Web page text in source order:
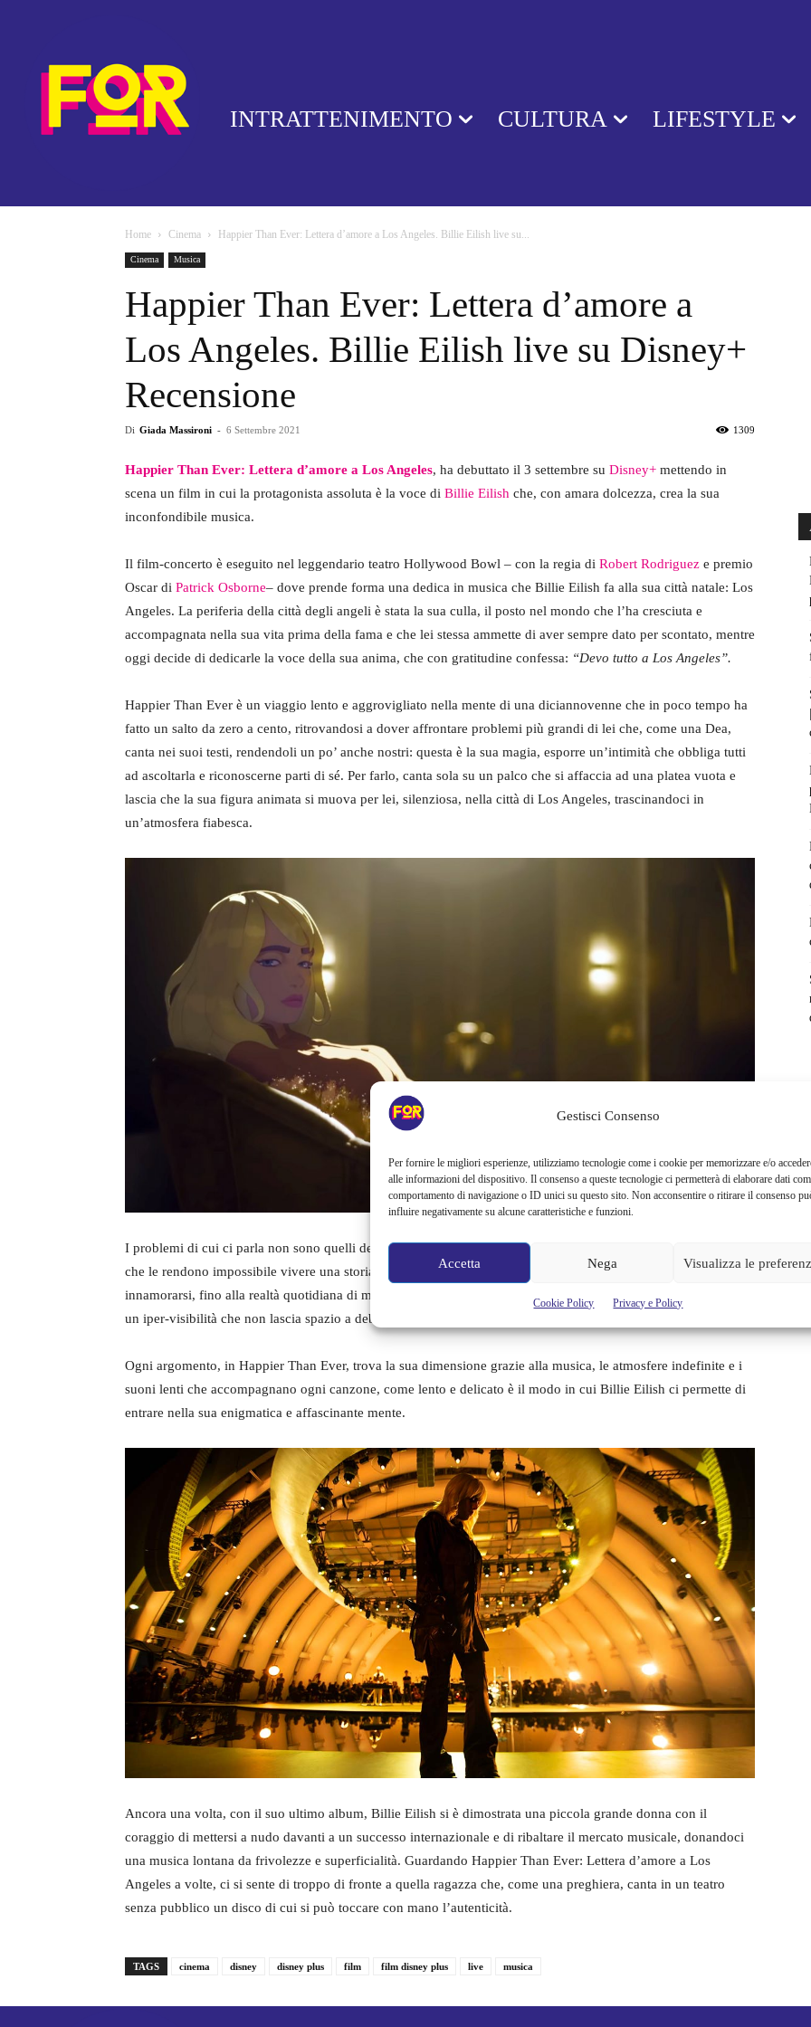
Gestisci Consenso
Per fornire le migliori esperienze, utilizziamo tecnologie come i cookie per memorizzare e/o
alle informazioni del dispositivo. Il consenso a queste tecnologie ci permetterà di elaborare dati
comportamento di navigazione o ID unici su questo sito. Non acconsentire o ritirare il consenso
influire negativamente su alcune caratteristiche e funzioni.
Accetta Nega Visualizza le
Cookie Policy Privacy e Policy
INTRATTENIMENTO CULTURA LIFESTYLE
Home Cinema Happier Than Ever: Lettera d’amore a Los Angeles. Billie Eilish live su...
Cinema Musica
Happier Than Ever: Lettera d’amore a
Los Angeles. Billie Eilish live su Disney+
Recensione
Di Giada Massironi - 6 Settembre 2021 1309
Happier Than Ever: Lettera d’amore a Los Angeles, ha debuttato il 3 settembre su Disney+ mettendo in
scena un film in cui la protagonista assoluta è la voce di Billie Eilish che, con amara dolcezza, crea la sua
inconfondibile musica.
Il film-concerto è eseguito nel leggendario teatro Hollywood Bowl – con la regia di Robert Rodriguez e premio
Oscar di Patrick Osborne– dove prende forma una dedica in musica che Billie Eilish fa alla sua città natale: Los
Angeles. La periferia della città degli angeli è stata la sua culla, il posto nel mondo che l’ha cresciuta e
accompagnata nella sua vita prima della fama e che lei stessa ammette di aver sempre dato per scontato, mentre
oggi decide di dedicarle la voce della sua anima, che con gratitudine confessa: “Devo tutto a Los Angeles”.
Happier Than Ever è un viaggio lento e aggrovigliato nella mente di una diciannovenne che in poco tempo ha
fatto un salto da zero a cento, ritrovandosi a dover affrontare problemi più grandi di lei che, come una Dea,
canta nei suoi testi, rendendoli un po’ anche nostri: questa è la sua magia, esporre un’intimità che obbliga tutti
ad ascoltarla e riconoscerne parti di sé. Per farlo, canta sola su un palco che si affaccia ad una platea vuota e
lascia che la sua figura animata si muova per lei, silenziosa, nella città di Los Angeles, trascinandoci in
un’atmosfera fiabesca.
I problemi di cui ci parla non sono quelli della celebrità, ma di Billie in quanto persona: a partire dai paparazzi
che le rendono impossibile vivere una storia d’amore come qualsiasi altra ragazza della sua età impaziente di
innamorarsi, fino alla realtà quotidiana di molte celebrità che spesso si dividono tra stalker, insulti, giudizi ed
un iper-visibilità che non lascia spazio a debolezze.
Ogni argomento, in Happier Than Ever, trova la sua dimensione grazie alla musica, le atmosfere indefinite e i
suoni lenti che accompagnano ogni canzone, come lento e delicato è il modo in cui Billie Eilish ci permette di
entrare nella sua enigmatica e affascinante mente.
Ancora una volta, con il suo ultimo album, Billie Eilish si è dimostrata una piccola grande donna con il
coraggio di mettersi a nudo davanti a un successo internazionale e di ribaltare il mercato musicale, donandoci
una musica lontana da frivolezze e superficialità. Guardando Happier Than Ever: Lettera d’amore a Los
Angeles a volte, ci si sente di troppo di fronte a quella ragazza che, come una preghiera, canta in un teatro
senza pubblico un disco di cui si può toccare con mano l’autenticità.
TAGS cinema disney disney plus film film disney plus live musica